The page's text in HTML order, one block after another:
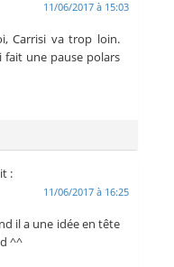
11/06/2017 à 15:03
Carrisi va trop loin.
fait une pause polars
:
11/06/2017 à 16:25
il a une idée en tête
^^